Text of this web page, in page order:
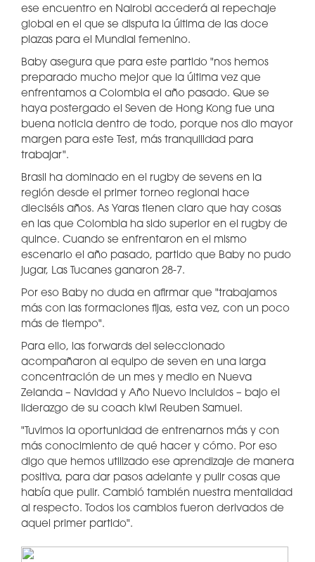
ese encuentro en Nairobi accederá al repechaje
global en el que se disputa la última de las doce
plazas para el Mundial femenino.
Baby asegura que para este partido "nos hemos
preparado mucho mejor que la última vez que
enfrentamos a Colombia el año pasado. Que se
haya postergado el Seven de Hong Kong fue una
buena noticia dentro de todo, porque nos dio mayor
margen para este Test, más tranquilidad para
trabajar".
Brasil ha dominado en el rugby de sevens en la
región desde el primer torneo regional hace
dieciséis años. As Yaras tienen claro que hay cosas
en las que Colombia ha sido superior en el rugby de
quince. Cuando se enfrentaron en el mismo
escenario el año pasado, partido que Baby no pudo
jugar, Las Tucanes ganaron 28-7.
Por eso Baby no duda en afirmar que "trabajamos
más con las formaciones fijas, esta vez, con un poco
más de tiempo".
Para ello, las forwards del seleccionado
acompañaron al equipo de seven en una larga
concentración de un mes y medio en Nueva
Zelanda – Navidad y Año Nuevo incluidos – bajo el
liderazgo de su coach kiwi Reuben Samuel.
"Tuvimos la oportunidad de entrenarnos más y con
más conocimiento de qué hacer y cómo. Por eso
digo que hemos utilizado ese aprendizaje de manera
positiva, para dar pasos adelante y pulir cosas que
había que pulir. Cambió también nuestra mentalidad
al respecto. Todos los cambios fueron derivados de
aquel primer partido".